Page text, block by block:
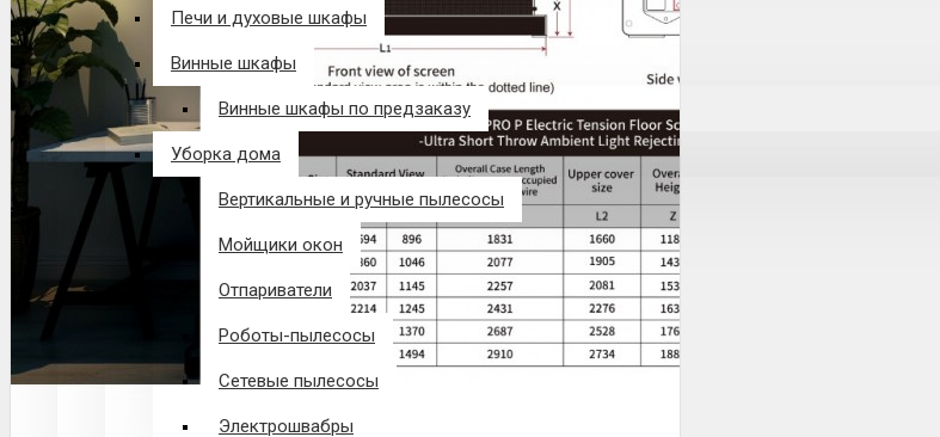
Печи и духовые шкафы
Винные шкафы
Винные шкафы по предзаказу
Уборка дома
Вертикальные и ручные пылесосы
Мойщики окон
Отпариватели
Роботы-пылесосы
Сетевые пылесосы
Электрошвабры